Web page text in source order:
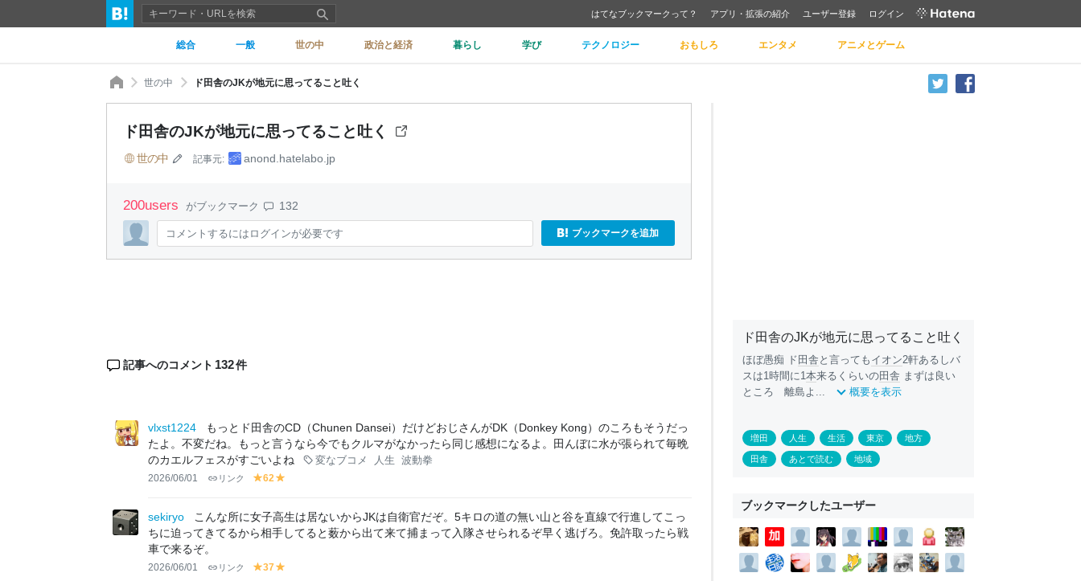
はてなブックマークって？ アプリ・拡張の紹介 ユーザー登録 ログイン
総合 一般 世の中 政治と経済 暮らし 学び テクノロジー おもしろ エンタメ アニメとゲーム
世の中 ド田舎のJKが地元に思ってること吐く
ド田舎のJKが地元に思ってること吐く
世の中 記事元: anond.hatelabo.jp
200users がブックマーク 132
コメントするにはログインが必要です ブックマークを追加
記事へのコメント 132件
vlxst1224
もっとド田舎のCD（Chunen Dansei）だけどおじさんがDK（Donkey Kong）のころもそうだっ
たよ。不変だね。もっと言うなら今でもクルマがなかったら同じ感想になるよ。田んぼに水が張られて毎晩
のカエルフェスがすごいよね
変なブコメ 人生 波動拳
2026/06/01 リンク
y
lo
w
62
lo
w
sekiryo
こんな所に女子高生は居ないからJKは自衛官だぞ。5キロの道の無い山と谷を直線で行進してこっ
ちに迫ってきてるから相手してると薮から出て来て捕まって入隊させられるぞ早く逃げろ。免許取ったら戦
車で来るぞ。
2026/06/01 リンク
y
37
ド田舎のJKが地元に思ってること吐く
ほぼ愚痴 ド 田舎 と言っても イオン2軒あるしバ
スは1時間に1本来るくらいの田舎 まずは良い
ところ 離島よ...
概要を表示
増田 人生 生活 東京 地方
田舎 あとで読む 地域
ブックマークしたユーザー